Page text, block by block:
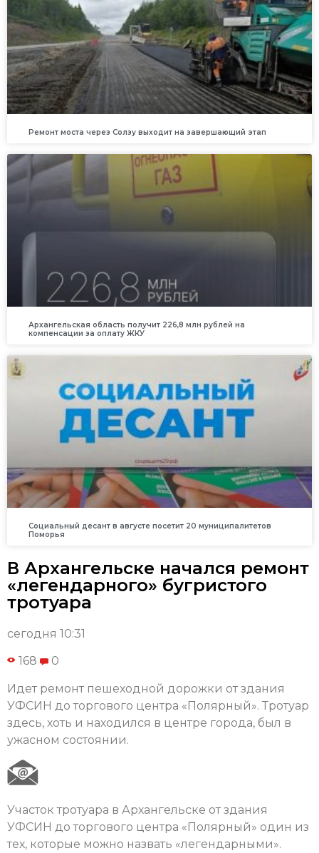
Ремонт моста через Солзу выходит на завершающий этап
Архангельская область получит 226,8 млн рублей на
компенсации за оплату ЖКУ
Социальный десант в августе посетит 20 муниципалитетов
Поморья
В Архангельске начался ремонт
«легендарного» бугристого
тротуара
сегодня 10:31
168 0
Идет ремонт пешеходной дорожки от здания
УФСИН до торгового центра «Полярный». Тротуар
здесь, хоть и находился в центре города, был в
ужасном состоянии.
Участок тротуара в Архангельске от здания
УФСИН до торгового центра «Полярный» один из
тех, которые можно назвать «легендарными».